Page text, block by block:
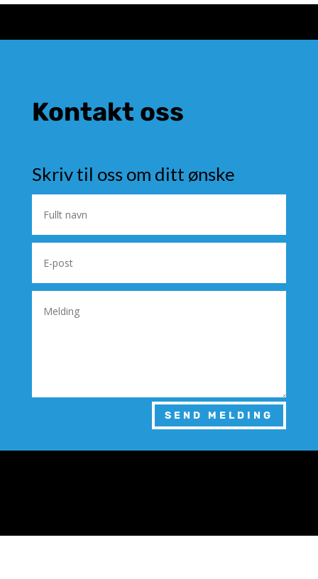
Kontakt oss
Skriv til oss om ditt ønske
SEND MELDING